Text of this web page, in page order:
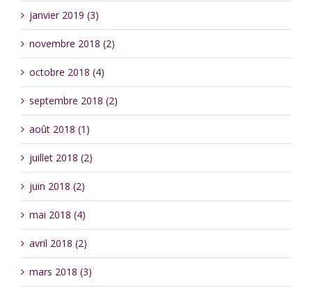
janvier 2019 (3)
novembre 2018 (2)
octobre 2018 (4)
septembre 2018 (2)
août 2018 (1)
juillet 2018 (2)
juin 2018 (2)
mai 2018 (4)
avril 2018 (2)
mars 2018 (3)